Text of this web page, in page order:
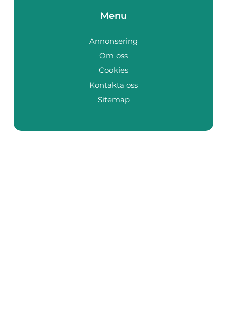
Menu
Annonsering
Om oss
Cookies
Kontakta oss
Sitemap